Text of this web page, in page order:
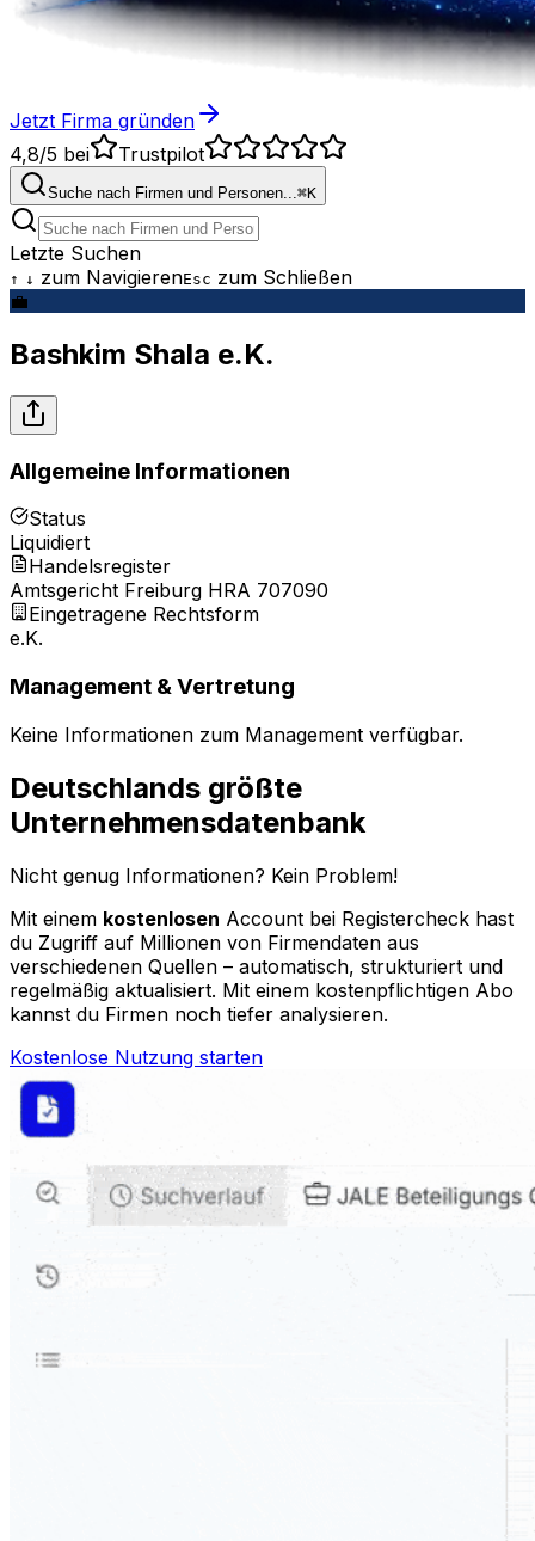
Jetzt Firma gründen
4,8/5 bei Trustpilot
Suche nach Firmen und Personen...⌘K
Letzte Suchen
↑ ↓ zum NavigierenEsc zum Schließen
💼
Bashkim Shala e.K.
Allgemeine Informationen
Status
Liquidiert
Handelsregister
Amtsgericht Freiburg HRA 707090
Eingetragene Rechtsform
e.K.
Management & Vertretung
Keine Informationen zum Management verfügbar.
Deutschlands größte
Unternehmensdatenbank
Nicht genug Informationen? Kein Problem!
Mit einem kostenlosen Account bei Registercheck hast
du Zugriff auf Millionen von Firmendaten aus
verschiedenen Quellen – automatisch, strukturiert und
regelmäßig aktualisiert. Mit einem kostenpflichtigen Abo
kannst du Firmen noch tiefer analysieren.
Kostenlose Nutzung starten